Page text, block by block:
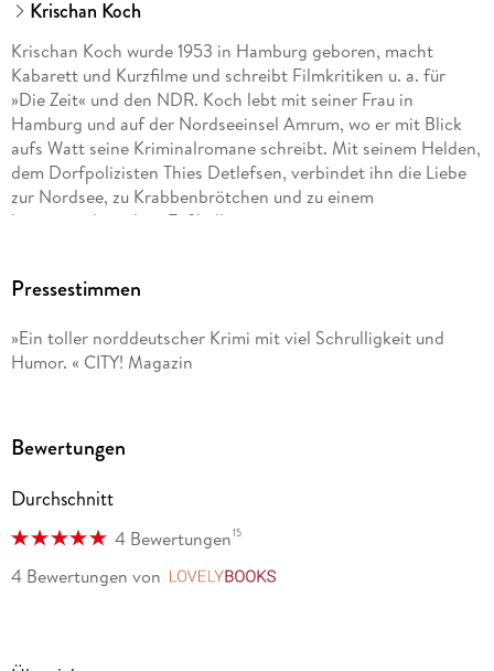
Krischan Koch
Krischan Koch wurde 1953 in Hamburg geboren, macht
Kabarett und Kurzfilme und schreibt Filmkritiken u. a. für
»Die Zeit« und den NDR. Koch lebt mit seiner Frau in
Hamburg und auf der Nordseeinsel Amrum, wo er mit Blick
aufs Watt seine Kriminalromane schreibt. Mit seinem Helden,
dem Dorfpolizisten Thies Detlefsen, verbindet ihn die Liebe
zur Nordsee, zu Krabbenbrötchen und zu einem
krisengeschüttelten Fußballverein.
Pressestimmen
»Ein toller norddeutscher Krimi mit viel Schrulligkeit und
Humor. « CITY! Magazin
Bewertungen
Durchschnitt
4 Bewertungen15
4 Bewertungen von